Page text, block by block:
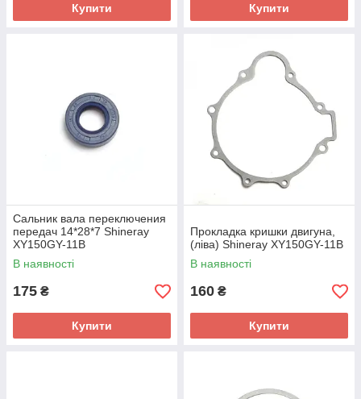
Купити Купити
Сальник вала переключения
передач 14*28*7 Shineray
XY150GY-11B
В наявності
175 ₴
Купити
Прокладка кришки двигуна,
(ліва) Shineray XY150GY-11B
В наявності
160 ₴
Купити